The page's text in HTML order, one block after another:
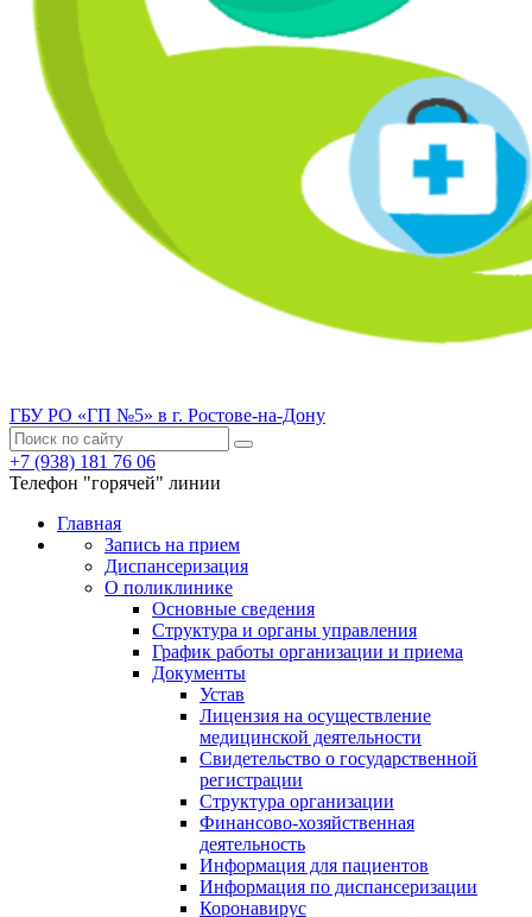
ГБУ РО «ГП №5» в г. Ростове-на-Дону
+7 (938) 181 76 06
Телефон "горячей" линии
Главная
Запись на прием
Диспансеризация
О поликлинике
Основные сведения
Структура и органы управления
График работы организации и приема
Документы
Устав
Лицензия на осуществление
медицинской деятельности
Свидетельство о государственной
регистрации
Структура организации
Финансово-хозяйственная
деятельность
Информация для пациентов
Информация по диспансеризации
Коронавирус